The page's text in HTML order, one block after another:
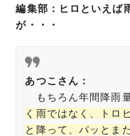
編集部：ヒロといえば
が・・・
あつこさん：
もちろん年間降雨
く雨ではなく、トロ
と降って、パッとま